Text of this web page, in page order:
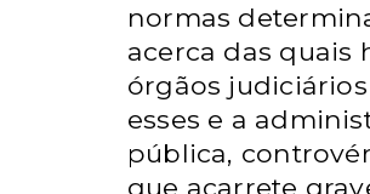
normas
acerca das quais
órgãos
esses e a
pública,
que acarrete